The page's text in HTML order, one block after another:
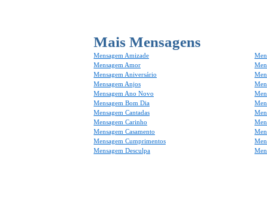
Mais Mensagens
Mensagem Amizade
Mensagem Amor
Mensagem Aniversário
Mensagem Anjos
Mensagem Ano Novo
Mensagem Bom Dia
Mensagem Cantadas
Mensagem Carinho
Mensagem Casamento
Mensagem Cumprimentos
Mensagem Desculpa